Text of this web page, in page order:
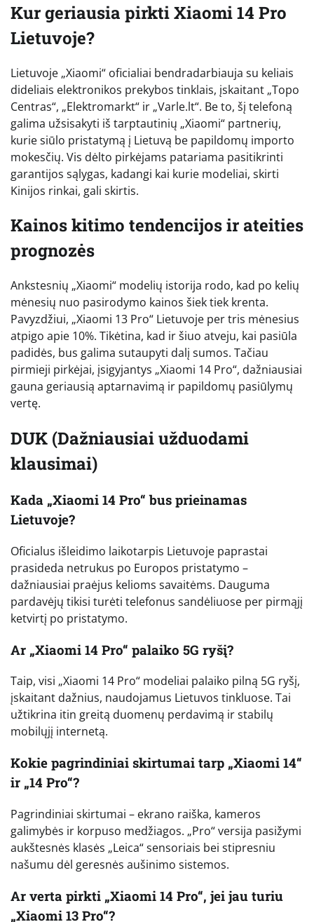
Kur geriausia pirkti Xiaomi 14 Pro
Lietuvoje?
Lietuvoje „Xiaomi“ oficialiai bendradarbiauja su keliais
dideliais elektronikos prekybos tinklais, įskaitant „Topo
Centras“, „Elektromarkt“ ir „Varle.lt“. Be to, šį telefoną
galima užsisakyti iš tarptautinių „Xiaomi“ partnerių,
kurie siūlo pristatymą į Lietuvą be papildomų importo
mokesčių. Vis dėlto pirkėjams patariama pasitikrinti
garantijos sąlygas, kadangi kai kurie modeliai, skirti
Kinijos rinkai, gali skirtis.
Kainos kitimo tendencijos ir ateities
prognozės
Ankstesnių „Xiaomi“ modelių istorija rodo, kad po kelių
mėnesių nuo pasirodymo kainos šiek tiek krenta.
Pavyzdžiui, „Xiaomi 13 Pro“ Lietuvoje per tris mėnesius
atpigo apie 10%. Tikėtina, kad ir šiuo atveju, kai pasiūla
padidės, bus galima sutaupyti dalį sumos. Tačiau
pirmieji pirkėjai, įsigyjantys „Xiaomi 14 Pro“, dažniausiai
gauna geriausią aptarnavimą ir papildomų pasiūlymų
vertę.
DUK (Dažniausiai užduodami
klausimai)
Kada „Xiaomi 14 Pro“ bus prieinamas
Lietuvoje?
Oficialus išleidimo laikotarpis Lietuvoje paprastai
prasideda netrukus po Europos pristatymo –
dažniausiai praėjus kelioms savaitėms. Dauguma
pardavėjų tikisi turėti telefonus sandėliuose per pirmąjį
ketvirtį po pristatymo.
Ar „Xiaomi 14 Pro“ palaiko 5G ryšį?
Taip, visi „Xiaomi 14 Pro“ modeliai palaiko pilną 5G ryšį,
įskaitant dažnius, naudojamus Lietuvos tinkluose. Tai
užtikrina itin greitą duomenų perdavimą ir stabilų
mobilųjį internetą.
Kokie pagrindiniai skirtumai tarp „Xiaomi 14“
ir „14 Pro“?
Pagrindiniai skirtumai – ekrano raiška, kameros
galimybės ir korpuso medžiagos. „Pro“ versija pasižymi
aukštesnės klasės „Leica“ sensoriais bei stipresniu
našumu dėl geresnės aušinimo sistemos.
Ar verta pirkti „Xiaomi 14 Pro“, jei jau turiu
„Xiaomi 13 Pro“?